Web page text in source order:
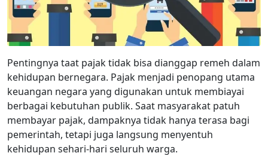
Pentingnya taat pajaktidak bisa dianggap remeh dalam
kehidupan bernegara. Pajak menjadi penopang utama
keuangan negara yang digunakan untuk membiayai
berbagai kebutuhan publik. Saat masyarakat patuh
membayar pajak, dampaknya tidak hanya terasa bagi
pemerintah, tetapi juga langsung menyentuh
kehidupan sehari-hari seluruh warga.